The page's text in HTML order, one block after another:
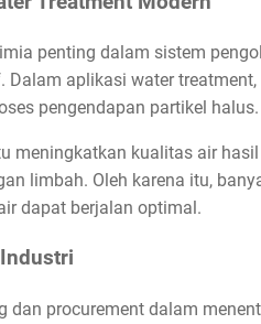
penting dalam sistem
aplikasi water
pengendapan partikel halus.
meningkatkan kualitas air
limbah. Oleh karena itu,
dapat berjalan optimal.
dan procurement dalam